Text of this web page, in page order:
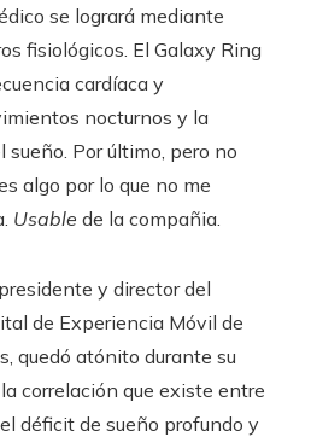
se logrará mediante
fisiológicos. El Galaxy Ring
cardíaca y
nocturnos y la
Por último, pero no
algo por lo que no me
Usable de la compañia.
y director del
de Experiencia Móvil de
quedó atónito durante su
correlación que existe entre
déficit de sueño profundo y